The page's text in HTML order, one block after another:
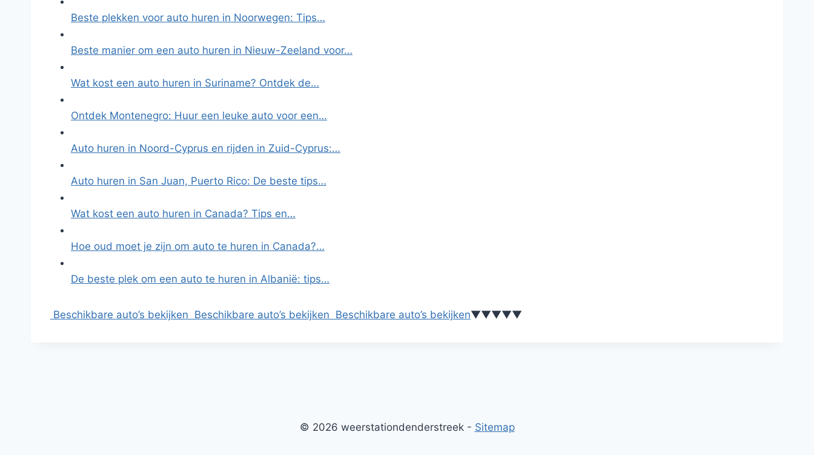
Beste plekken voor auto huren in Noorwegen: Tips…
Beste manier om een auto huren in Nieuw-Zeeland voor…
Wat kost een auto huren in Suriname? Ontdek de…
Ontdek Montenegro: Huur een leuke auto voor een…
Auto huren in Noord-Cyprus en rijden in Zuid-Cyprus:…
Auto huren in San Juan, Puerto Rico: De beste tips…
Wat kost een auto huren in Canada? Tips en…
Hoe oud moet je zijn om auto te huren in Canada?…
De beste plek om een auto te huren in Albanië: tips…
Beschikbare auto’s bekijken Beschikbare auto’s bekijken Beschikbare auto’s bekijken▼▼▼▼▼
© 2026 weerstationdenderstreek - Sitemap